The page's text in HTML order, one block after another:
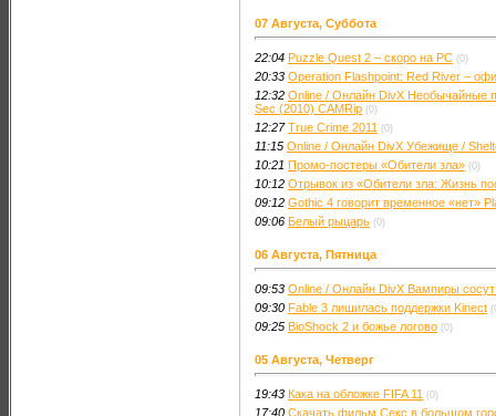
07 Августа, Суббота
22:04 Puzzle Quest 2 – скоро на PC (0)
20:33 Operation Flashpoint: Red River –
12:32 Online / Онлайн DivX Необычайные
Sec (2010) CAMRip (0)
12:27 True Crime 2011 (0)
11:15 Online / Онлайн DivX Убежище /
10:21 Промо-постеры «Обители зла» (0)
10:12 Отрывок из «Обители зла: Жизнь
09:12 Gothic 4 говорит временное «нет»
09:06 Белый рыцарь (0)
06 Августа, Пятница
09:53 Online / Онлайн DivX Вампиры
09:30 Fable 3 лишилась поддержки Kinect
09:25 BioShock 2 и божье логово (0)
05 Августа, Четверг
19:43 Кака на обложке FIFA 11 (0)
17:40 Скачать фильм Секс в большом